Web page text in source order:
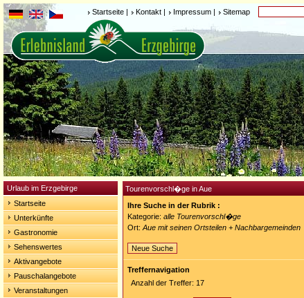
Startseite | Kontakt | Impressum | Sitemap
Urlaub im Erzgebirge
Startseite
Unterkünfte
Gastronomie
Sehenswertes
Aktivangebote
Pauschalangebote
Veranstaltungen
Tourenvorschl�ge in Aue
Ihre Suche in der Rubrik :
Kategorie: alle Tourenvorschl�ge
Ort: Aue mit seinen Ortsteilen + Nachbargemeinden
Neue Suche
Treffernavigation
Anzahl der Treffer: 17